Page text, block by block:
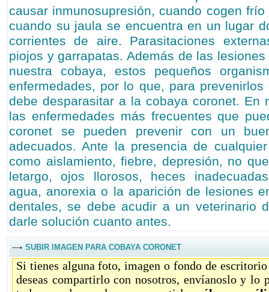
causar inmunosupresión, cuando cogen
cuando su jaula se encuentra en un lugar
corrientes de aire. Parasitaciones
piojos y garrapatas. Además de las
nuestra cobaya, estos pequeños
enfermedades, por lo que, para
debe desparasitar a la cobaya coronet. En
las enfermedades más frecuentes que
coronet se pueden prevenir con un
adecuados. Ante la presencia de
como aislamiento, fiebre, depresión, no
letargo, ojos llorosos, heces
agua, anorexia o la aparición de lesiones
dentales, se debe acudir a un veterinario
darle solución cuanto antes.
SUBIR IMAGEN PARA COBAYA CORONET
Si tienes alguna foto, imagen o fondo de
deseas compartirlo con nosotros, envíanoslo y lo